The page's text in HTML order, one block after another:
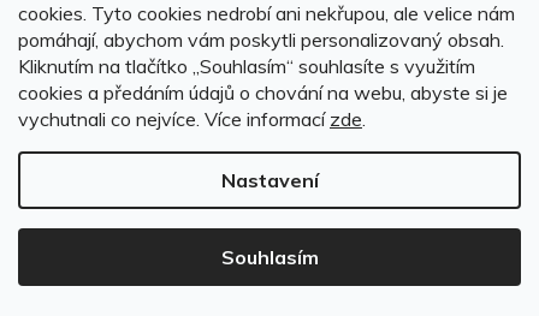
cookies. Tyto cookies nedrobí ani nekřupou, ale velice nám
pomáhají, abychom vám poskytli personalizovaný obsah.
Kliknutím na tlačítko ,,Souhlasím“ souhlasíte s využitím
cookies a předáním údajů o chování na webu, abyste si je
vychutnali co nejvíce. Více informací zde.
Nastavení
Souhlasím
Textilní autokoberce Dacia Bigster 2025-2026 Full